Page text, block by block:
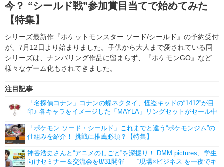
イベント 海外
ビジネス イベント
ゲーム 座談会
アニメ！アニメ！TV ABEMA Cafe
連載・コラム
今？ “シールド戦”参加賞目当てで始めてみた
【特集】
シリーズ最新作『ポケットモンスター ソード/シールド』の予約受付
が、7月12日より始まりました。子供から大人まで愛されている同
シリーズは、ナンバリング作品に留まらず、『ポケモンGO』など
様々なゲーム化もされてきました。
注目記事
「名探偵コナン」コナンの蝶ネクタイ、怪盗キッドの“1412”が目
印♪ 各キャラをイメージした「MAYLA」リングセットがセール中
「ポケモン ソード・シールド」これまでと違う“ポケモンジム”の
仕組みを紹介！ 挑戦に推薦必須？【特集】
神谷浩史さんと“アニメのしごと”を深掘り！ DMM pictures、学生
向けセミナー＆交流会を8/31開催――“現場×ビジネス”を一夜でキ